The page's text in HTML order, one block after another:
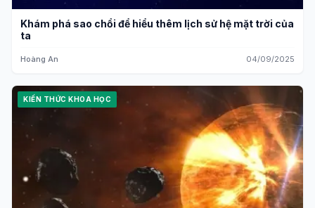
Khám phá sao chổi để hiểu thêm lịch sử hệ mặt trời của
ta
Hoàng An 04/09/2025
KIẾN THỨC KHOA HỌC